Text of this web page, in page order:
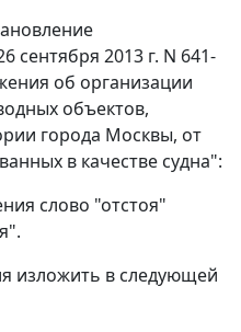
сентября 2013 г. N 641-
об организации
объектов,
города Москвы, от
в качестве судна":
слово "отстоя"
изложить в следующей